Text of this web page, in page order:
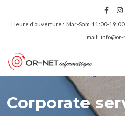
Heure d'ouverture : Mar‑Sam
mail: info@or-
Corporate